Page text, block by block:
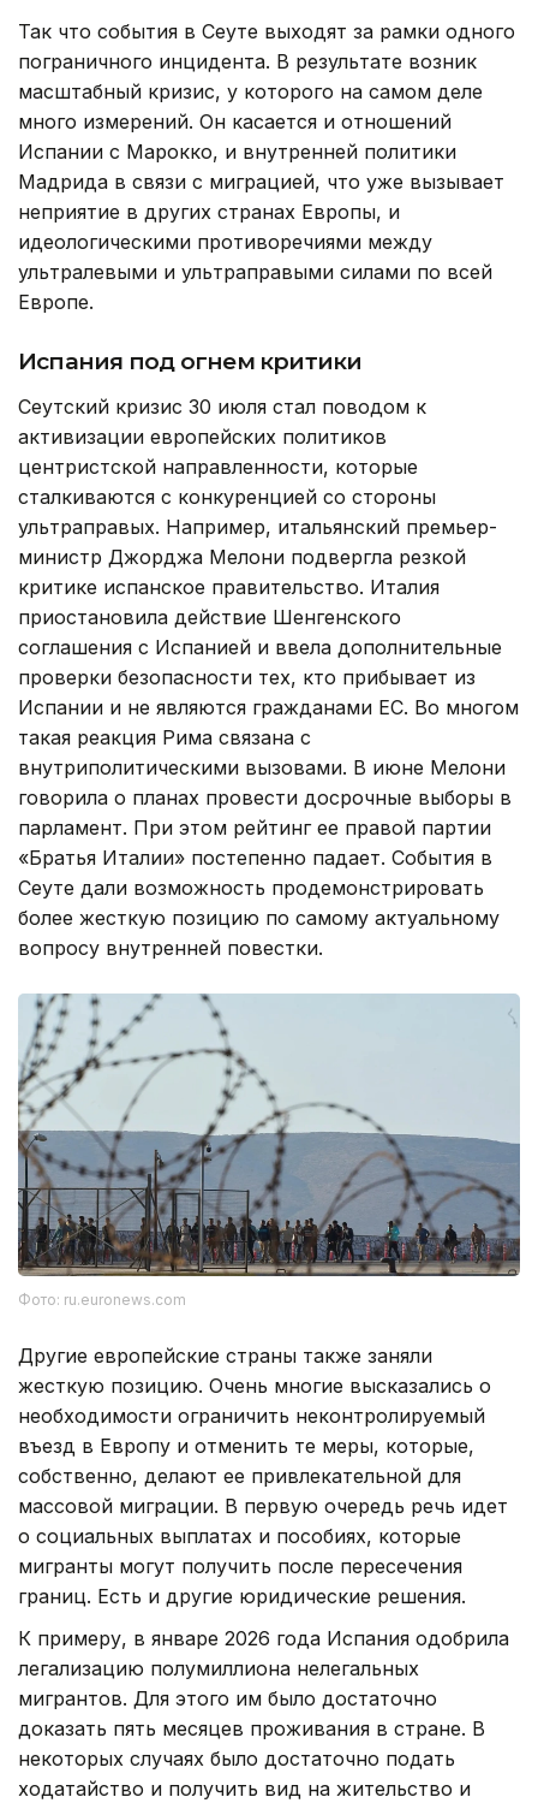
Так что события в Сеуте выходят за рамки одного
пограничного инцидента. В результате возник
масштабный кризис, у которого на самом деле
много измерений. Он касается и отношений
Испании с Марокко, и внутренней политики
Мадрида в связи с миграцией, что уже вызывает
неприятие в других странах Европы, и
идеологическими противоречиями между
ультралевыми и ультраправыми силами по всей
Европе.
Испания под огнем критики
Сеутский кризис 30 июля стал поводом к
активизации европейских политиков
центристской направленности, которые
сталкиваются с конкуренцией со стороны
ультраправых. Например, итальянский премьер-
министр Джорджа Мелони подвергла резкой
критике испанское правительство. Италия
приостановила действие Шенгенского
соглашения с Испанией и ввела дополнительные
проверки безопасности тех, кто прибывает из
Испании и не являются гражданами ЕС. Во многом
такая реакция Рима связана с
внутриполитическими вызовами. В июне Мелони
говорила о планах провести досрочные выборы в
парламент. При этом рейтинг ее правой партии
«Братья Италии» постепенно падает. События в
Сеуте дали возможность продемонстрировать
более жесткую позицию по самому актуальному
вопросу внутренней повестки.
Фото: ru.euronews.com
Другие европейские страны также заняли
жесткую позицию. Очень многие высказались о
необходимости ограничить неконтролируемый
въезд в Европу и отменить те меры, которые,
собственно, делают ее привлекательной для
массовой миграции. В первую очередь речь идет
о социальных выплатах и пособиях, которые
мигранты могут получить после пересечения
границ. Есть и другие юридические решения.
К примеру, в январе 2026 года Испания одобрила
легализацию полумиллиона нелегальных
мигрантов. Для этого им было достаточно
доказать пять месяцев проживания в стране. В
некоторых случаях было достаточно подать
ходатайство и получить вид на жительство и